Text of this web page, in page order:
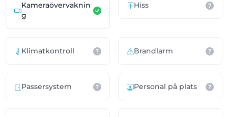
Kameraövervaknin
g
Hiss
Klimatkontroll Brandlarm
Passersystem Personal på plats